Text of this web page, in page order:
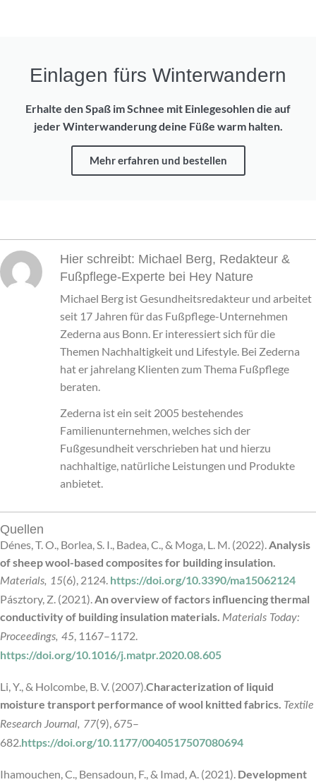
Einlagen fürs Winterwandern
Erhalte den Spaß im Schnee mit Einlegesohlen die auf
jeder Winterwanderung deine Füße warm halten.
Mehr erfahren und bestellen
Hier schreibt: Michael Berg, Redakteur &
Fußpflege-Experte bei Hey Nature
Michael Berg ist Gesundheitsredakteur und arbeitet
seit 17 Jahren für das Fußpflege-Unternehmen
Zederna aus Bonn. Er interessiert sich für die
Themen Nachhaltigkeit und Lifestyle. Bei Zederna
hat er jahrelang Klienten zum Thema Fußpflege
beraten.
Zederna ist ein seit 2005 bestehendes
Familienunternehmen, welches sich der
Fußgesundheit verschrieben hat und hierzu
nachhaltige, natürliche Leistungen und Produkte
anbietet.
Quellen
Dénes, T. O., Borlea, S. I., Badea, C., & Moga, L. M. (2022).Analysis
of sheep wool-based composites for building insulation.
Materials, 15(6), 2124. https://doi.org/10.3390/ma15062124
Pásztory, Z. (2021).An overview of factors influencing thermal
conductivity of building insulation materials. Materials Today:
Proceedings, 45, 1167–1172.
https://doi.org/10.1016/j.matpr.2020.08.605
Li, Y., & Holcombe, B. V. (2007).Characterization of liquid
moisture transport performance of wool knitted fabrics. Textile
Research Journal, 77(9), 675–
682.https://doi.org/10.1177/0040517507080694
Ihamouchen, C., Bensadoun, F., & Imad, A. (2021). Development